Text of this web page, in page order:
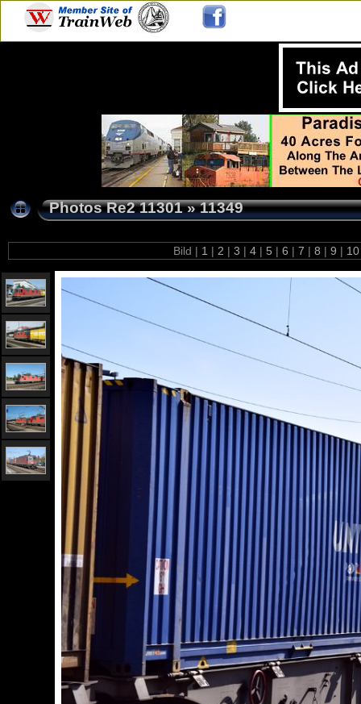
Photos Re2 11301»11349
Bild | 1 | 2 | 3 | 4 | 5 | 6 | 7 | 8 | 9 |